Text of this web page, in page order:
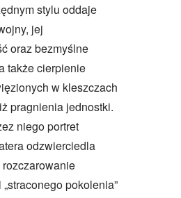
stylu oddaje
jej
oraz bezmyślne
także cierpienie
w kleszczach
pragnienia jednostki.
niego portret
odzwierciedla
pokolenia”